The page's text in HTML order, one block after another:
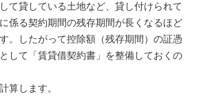
て貸している土地など、貸し付けられて
係る契約期間の残存期間が長くなるほど
。したがって控除額（残存期間）の証憑
して「賃貸借契約書」を整備しておくの
算します。